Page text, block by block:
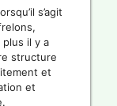
s’agit
il y a
structure
et
et